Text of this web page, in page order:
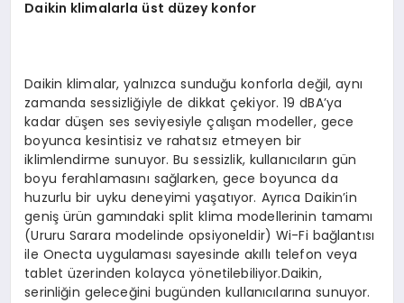
Daikin klimalarla üst düzey konfor
Daikin klimalar, yalnızca sunduğu konforla değil, aynı
zamanda sessizliğiyle de dikkat çekiyor. 19 dBA’ya
kadar düşen ses seviyesiyle çalışan modeller, gece
boyunca kesintisiz ve rahatsız etmeyen bir
iklimlendirme sunuyor. Bu sessizlik, kullanıcıların gün
boyu ferahlamasını sağlarken, gece boyunca da
huzurlu bir uyku deneyimi yaşatıyor. Ayrıca Daikin’in
geniş ürün gamındaki split klima modellerinin tamamı
(Ururu Sarara modelinde opsiyoneldir) Wi-Fi bağlantısı
ile Onecta uygulaması sayesinde akıllı telefon veya
tablet üzerinden kolayca yönetilebiliyor.Daikin,
serinliğin geleceğini bugünden kullanıcılarına sunuyor.